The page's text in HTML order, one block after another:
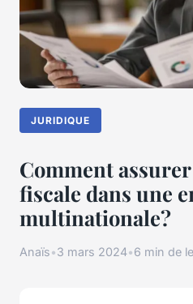
JURIDIQUE
Comment
fiscale dans une
multinationale?
Anaïs•3 mars 2024•6 min de